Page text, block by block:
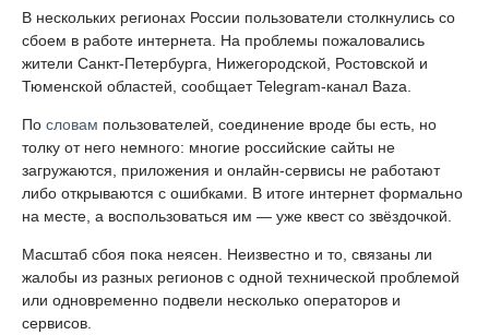
В нескольких регионах России пользователи столкнулись со
сбоем в работе интернета. На проблемы пожаловались
жители Санкт-Петербурга, Нижегородской, Ростовской и
Тюменской областей, сообщает Telegram-канал Baza.
По словам пользователей, соединение вроде бы есть, но
толку от него немного: многие российские сайты не
загружаются, приложения и онлайн-сервисы не работают
либо открываются с ошибками. В итоге интернет формально
на месте, а воспользоваться им — уже квест со звёздочкой.
Масштаб сбоя пока неясен. Неизвестно и то, связаны ли
жалобы из разных регионов с одной технической проблемой
или одновременно подвели несколько операторов и
сервисов.